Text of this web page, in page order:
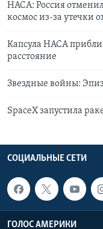
НАСА: Россия
космос из-за утечки
Капсула НАСА
расстояние
Звездные войны:
SpaceX запустила
СОЦИАЛЬНЫЕ СЕТИ
ГОЛОС АМЕРИКИ